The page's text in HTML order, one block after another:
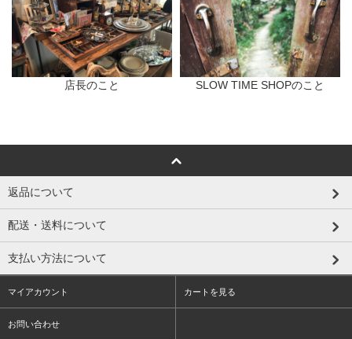
店長のこと SLOW TIME SHOPのこと
返品について
配送・送料について
支払い方法について
マイアカウント カートを見る
お問い合わせ